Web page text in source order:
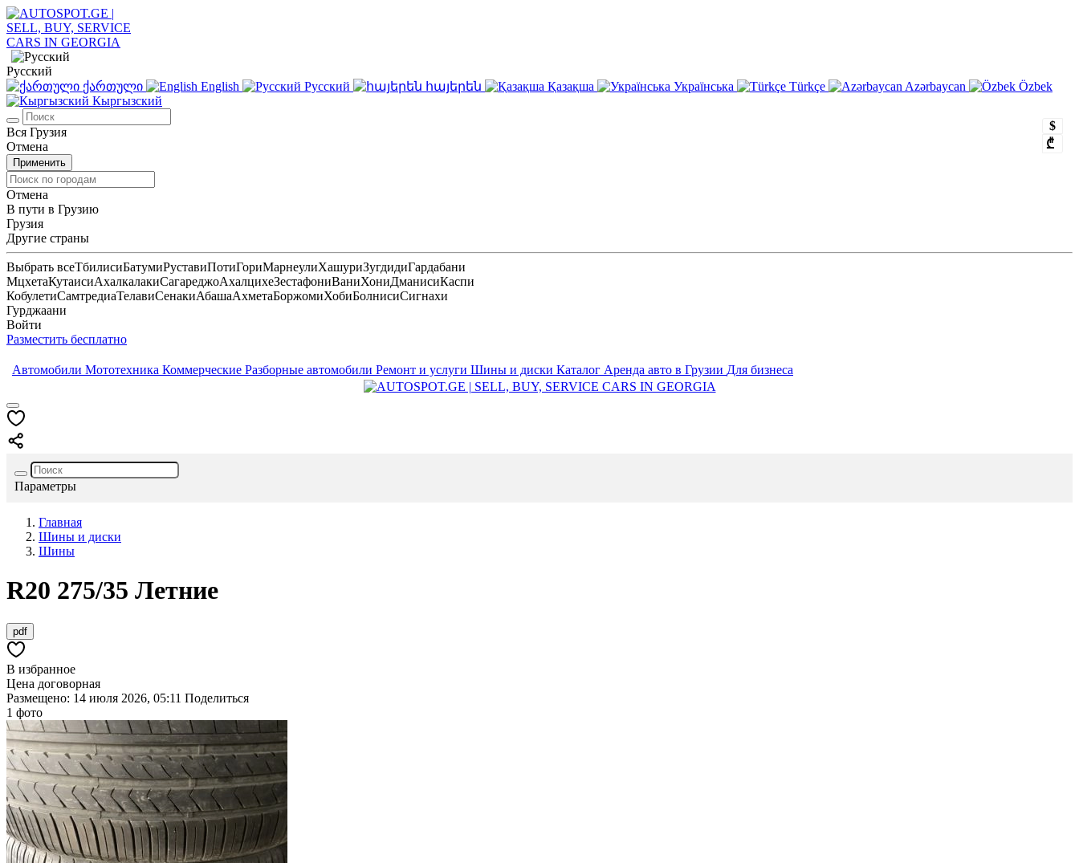
Русский
ქართული
English Русский հայերեն Қазақша Українська Türkçe Azərbaycan
Özbek
Кыргызский
$
₾
Вся Грузия
Отмена
Применить
Отмена
В пути в Грузию
Грузия
Другие страны
Выбрать всеТбилисиБатумиРуставиПотиГориМарнеулиХашуриЗугдидиГардабани
МцхетаКутаисиАхалкалакиСагареджоАхалцихеЗестафониВаниХониДманисиКаспи
КобулетиСамтредиаТелавиСенакиАбашаАхметаБоржомиХобиБолнисиСигнахи
Гурджаани
Войти
Разместить бесплатно
Автомобили Мототехника Коммерческие Разборные автомобили Ремонт и услуги Шины и диски Каталог Аренда авто в Грузии Для бизнеса
Параметры
Главная
Шины и диски
Шины
R20 275/35 Летние
pdf
В избранное
Цена договорная
Размещено: 14 июля 2026, 05:11 Поделиться
1 фото